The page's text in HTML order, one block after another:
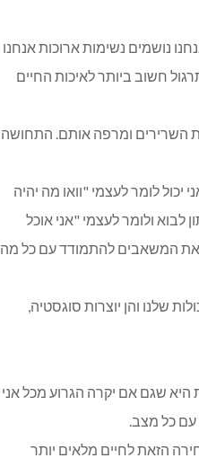
נושמים נשימות ארוכות אנחנו
חשוב ביותר לאיכות החיים
את השרירים ומרפה אותם. התחושה
לומר לעצמי "וואו מה יהיה
לבוא ולומר לעצמי "אני אוכל
המשאבים להתמודד עם כל מה
שלנו והן יוצרות סוגסטיה,
שגם אם יקרה הגרוע מכל אני
עם כל מצב.
הזאת לחיים מלאים יותר